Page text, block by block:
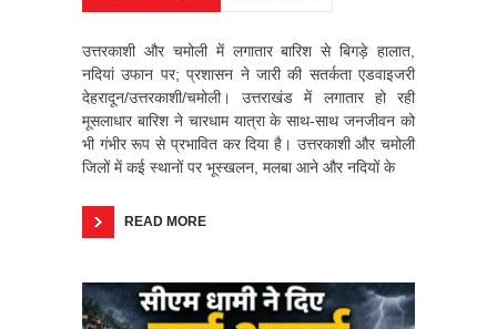
उत्तरकाशी और चमोली में लगातार बारिश से बिगड़े हालात,
नदियां उफान पर; प्रशासन ने जारी की सतर्कता एडवाइजरी
देहरादून/उत्तरकाशी/चमोली। उत्तराखंड में लगातार हो रही
मूसलाधार बारिश ने चारधाम यात्रा के साथ-साथ जनजीवन को
भी गंभीर रूप से प्रभावित कर दिया है। उत्तरकाशी और चमोली
जिलों में कई स्थानों पर भूस्खलन, मलबा आने और नदियों के
READ MORE